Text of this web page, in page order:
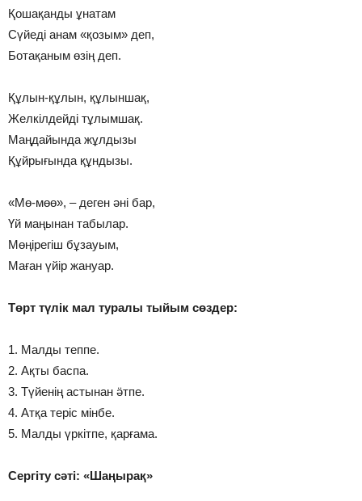
Қошақанды ұнатам
Сүйеді анам «қозым» деп,
Ботақаным өзің деп.
Құлын-құлын, құлыншақ,
Желкілдейді тұлымшақ.
Маңдайында жұлдызы
Құйрығында құндызы.
«Мө-мөө», – деген әні бар,
Үй маңынан табылар.
Мөңірегіш бұзауым,
Маған үйір жануар.
Төрт түлік мал туралы тыйым сөздер:
1. Малды теппе.
2. Ақты баспа.
3. Түйенің астынан ӛтпе.
4. Атқа теріс мінбе.
5. Малды үркітпе, қарғама.
Сергіту сәті: «Шаңырақ»